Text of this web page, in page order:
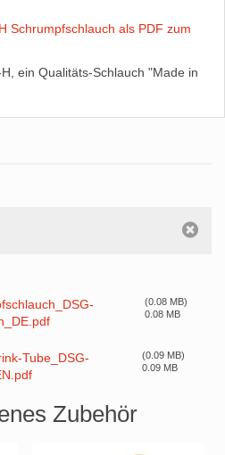
Schrumpfschlauch als PDF zum
ein Qualitäts-Schlauch "Made in
(0.08 MB)
0.08 MB
Tube_DSG-
(0.09 MB)
0.09 MB
Zubehör